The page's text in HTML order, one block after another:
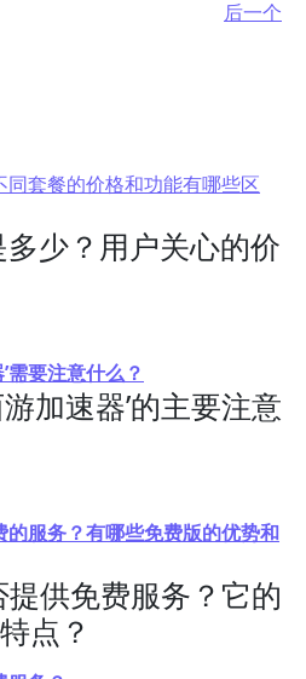
后一个
同套餐的价格和功能有哪些区
多少？用户关心的价
需要注意什么？
加速器’的主要注意
的服务？有哪些免费版的优势和
提供免费服务？它的
点？